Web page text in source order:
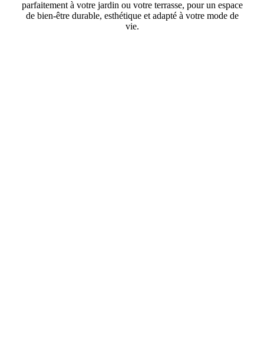
parfaitement à votre jardin ou votre terrasse, pour un espace
de bien-être durable, esthétique et adapté à votre mode de
vie.